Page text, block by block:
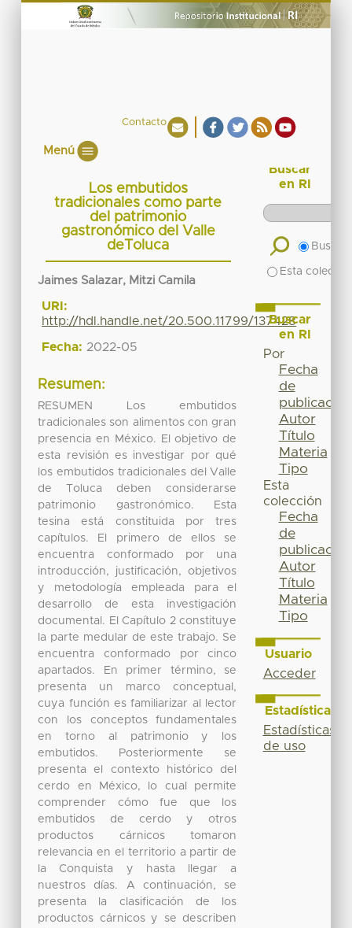
Contacto
Menú
Los embutidos
tradicionales como parte
del patrimonio
gastronómico del Valle
deToluca
Jaimes Salazar, Mitzi Camila
URI:
http://hdl.handle.net/20.500.11799/137428
Fecha: 2022-05
Resumen:
RESUMEN Los embutidos
tradicionales son alimentos con gran
presencia en México. El objetivo de
esta revisión es investigar por qué
los embutidos tradicionales del Valle
de Toluca deben considerarse
patrimonio gastronómico. Esta
tesina está constituida por tres
capítulos. El primero de ellos se
encuentra conformado por una
introducción, justificación, objetivos
y metodología empleada para el
desarrollo de esta investigación
documental. El Capítulo 2 constituye
la parte medular de este trabajo. Se
encuentra conformado por cinco
apartados. En primer término, se
presenta un marco conceptual,
cuya función es familiarizar al lector
con los conceptos fundamentales
en torno al patrimonio y los
embutidos. Posteriormente se
presenta el contexto histórico del
cerdo en México, lo cual permite
comprender cómo fue que los
embutidos de cerdo y otros
productos cárnicos tomaron
relevancia en el territorio a partir de
la Conquista y hasta llegar a
nuestros días. A continuación, se
presenta la clasificación de los
productos cárnicos y se describen
Buscar
en RI
Buscar
Esta
Buscar
en RI
Por
Fecha
de
publicación
Autor
Título
Materia
Tipo
Esta
colección
Fecha
de
publicación
Autor
Título
Materia
Tipo
Usuario
Acceder
Estadísticas
Estadísticas
de uso